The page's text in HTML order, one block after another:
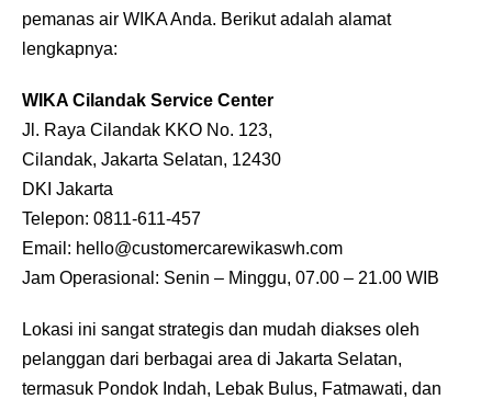
pemanas air WIKA Anda. Berikut adalah alamat
lengkapnya:
WIKA Cilandak Service Center
Jl. Raya Cilandak KKO No. 123,
Cilandak, Jakarta Selatan, 12430
DKI Jakarta
Telepon: 0811-611-457
Email: hello@customercarewikaswh.com
Jam Operasional: Senin – Minggu, 07.00 – 21.00 WIB
Lokasi ini sangat strategis dan mudah diakses oleh
pelanggan dari berbagai area di Jakarta Selatan,
termasuk Pondok Indah, Lebak Bulus, Fatmawati, dan